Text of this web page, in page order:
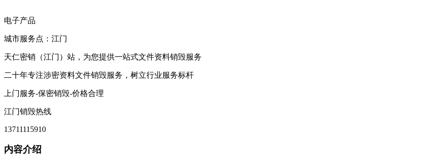
电子产品
城市服务点：江门
天仁密销（江门）站，为您提供一站式文件资料销毁服务
二十年专注涉密资料文件销毁服务，树立行业服务标杆
上门服务-保密销毁-价格合理
江门销毁热线
13711115910
内容介绍